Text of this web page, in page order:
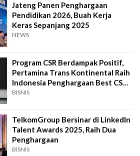
Jateng Panen Penghargaan
Pendidikan 2026, Buah Kerja
Keras Sepanjang 2025
NEWS
Program CSR Berdampak Positif,
Pertamina Trans Kontinental Raih
Indonesia Penghargaan Best CSR
2026
BISNIS
TelkomGroup Bersinar di LinkedIn
Talent Awards 2025, Raih Dua
Penghargaan
BISNIS